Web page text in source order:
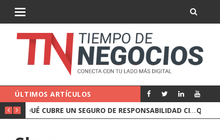
ÚLTIMOS ARTÍCULOS
QUÉ CUBRE UN SEGURO DE RESPONSABILIDAD CIVIL DE EMPRESA